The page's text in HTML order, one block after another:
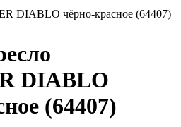
DIABLO чёрно-красное (64407)
DIABLO
(64407)